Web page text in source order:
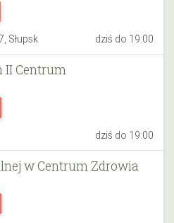
Słupsk dziś do 19:00
II Centrum
dziś do 19:00
w Centrum Zdrowia